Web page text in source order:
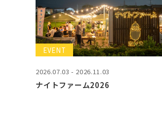
EVENT
2026.07.03 - 2026.11.03
ナイトファーム2026